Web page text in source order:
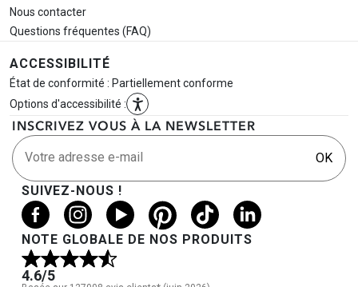
Nous contacter
Questions fréquentes (FAQ)
ACCESSIBILITÉ
État de conformité : Partiellement conforme
Options d'accessibilité :
INSCRIVEZ VOUS À LA NEWSLETTER
Votre adresse e-mail OK
SUIVEZ-NOUS !
NOTE GLOBALE DE NOS PRODUITS
4.6/5